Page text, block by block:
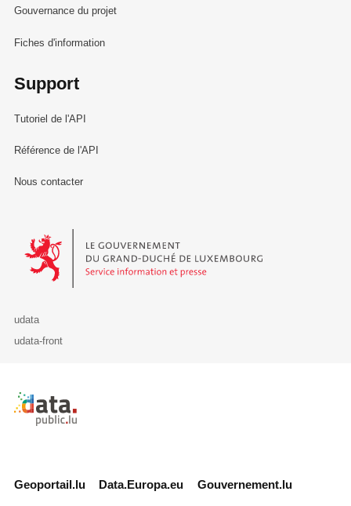
Gouvernance du projet
Fiches d'information
Support
Tutoriel de l'API
Référence de l'API
Nous contacter
Le Gouvernement du Grand-Duché de Luxembourg - Service
udata
udata-front
Retour à l'accueil de data.public.lu
Geoportail.lu Data.Europa.eu Gouvernement.lu